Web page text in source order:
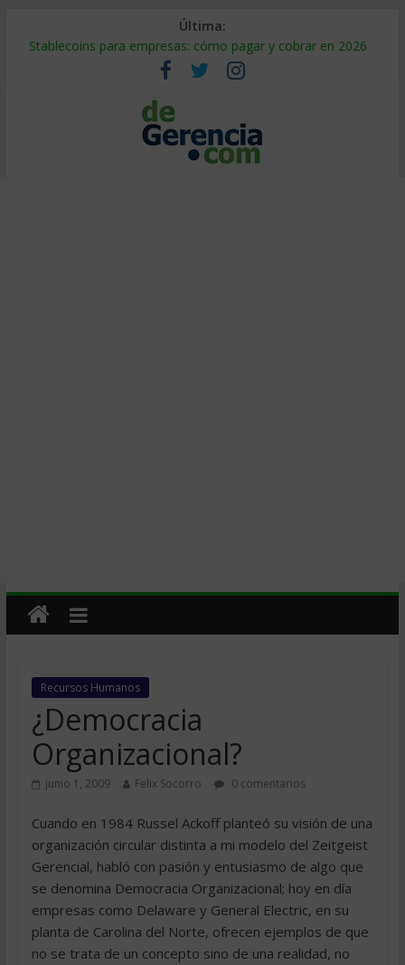
Última:
Stablecoins para empresas: cómo pagar y cobrar en 2026
Despido silencioso: qué es y por qué sale tan caro
IA en selección de personal: cómo auditarla a tiempo
Trabajo forzoso en la cadena de suministro: qué hacer
Mercado hispano de EE. UU.: cómo segmentarlo y venderle
Recursos Humanos
¿Democracia
Organizacional?
junio 1, 2009 Felix Socorro 0 comentarios
Cuando en 1984 Russel Ackoff planteó su visión de una
organización circular distinta a mi modelo del Zeitgeist
Gerencial, habló con pasión y entusiasmo de algo que
se denomina Democracia Organizacional; hoy en día
empresas como Delaware y General Electric, en su
planta de Carolina del Norte, ofrecen ejemplos de que
no se trata de un concepto sino de una realidad, no